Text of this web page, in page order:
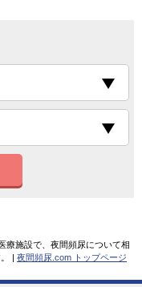
療施設で、夜間頻尿について相
| 夜間頻尿.com トップページ